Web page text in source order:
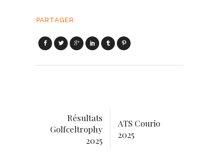
PARTAGER
Résultats
Golfceltrophy
2025
ATS Courio
2025